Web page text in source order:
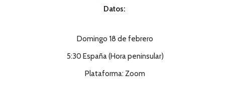
Datos:
Domingo 18 de febrero
5:30 España (Hora peninsular)
Plataforma: Zoom